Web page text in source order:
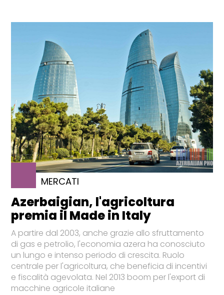
MERCATI
Azerbaigian, l'agricoltura
premia il Made in Italy
A partire dal 2003, anche grazie allo sfruttamento
di gas e petrolio, l'economia azera ha conosciuto
un lungo e intenso periodo di crescita. Ruolo
centrale per l'agricoltura, che beneficia di incentivi
e fiscalità agevolata. Nel 2013 boom per l'export di
macchine agricole italiane